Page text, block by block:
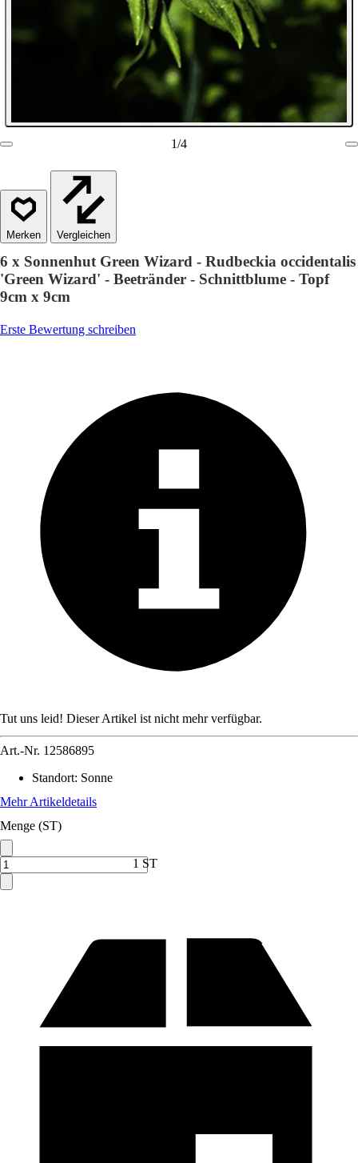
1/4
Vergleichen
6 x Sonnenhut Green Wizard - Rudbeckia occidentalis
'Green Wizard' - Beetränder - Schnittblume - Topf
9cm x 9cm
Erste Bewertung schreiben
Tut uns leid! Dieser Artikel ist nicht mehr verfügbar.
Art.-Nr. 12586895
Standort: Sonne
Mehr Artikeldetails
Menge (ST)
1 ST